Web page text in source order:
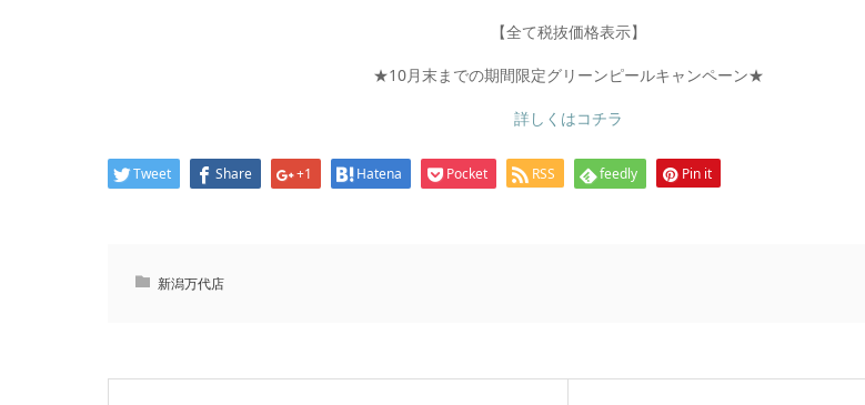
【全て税抜価格表示】
★10月末までの期間限定グリーンピールキャンペーン★
詳しくはコチラ
Tweet Share +1 Hatena Pocket RSS feedly Pin it
新潟万代店